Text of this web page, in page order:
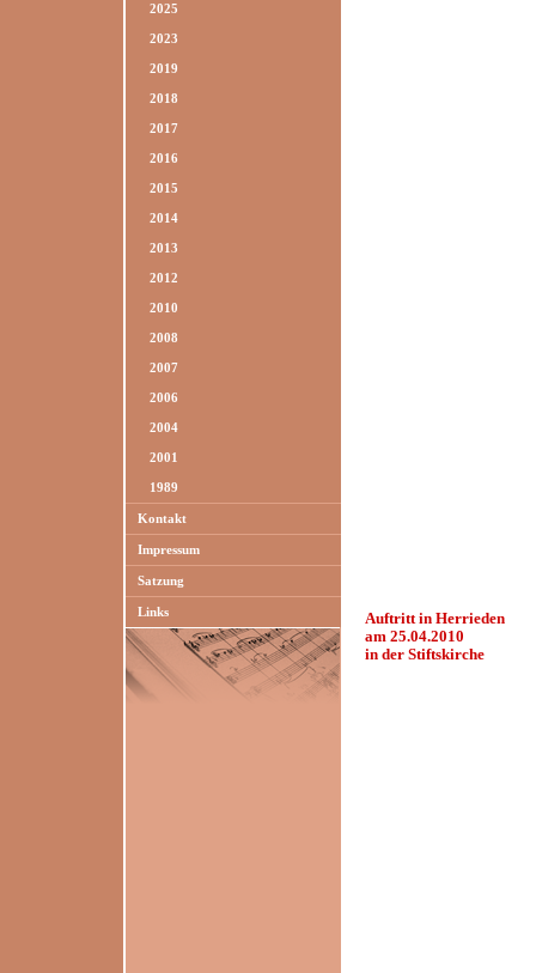
2025
2023
2019
2018
2017
2016
2015
2014
2013
2012
2010
2008
2007
2006
2004
2001
1989
Kontakt
Impressum
Satzung
Links
Auftritt in Herrieden
am 25.04.2010
in der Stiftskirche